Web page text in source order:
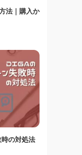
法｜購入か
の対処法